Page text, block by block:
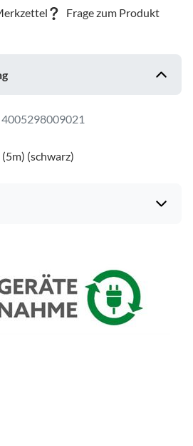
4005298009021
(schwarz)